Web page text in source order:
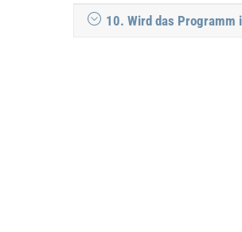
10. Wird das Programm